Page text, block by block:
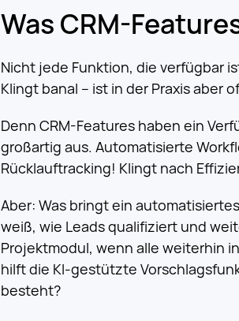
Was CRM-
Nicht jede Funktion, die verfügbar
Klingt banal – ist in der Praxis aber
Denn CRM-Features haben ein
großartig aus. Automatisierte
Rücklauftracking! Klingt nach
Aber: Was bringt ein
weiß, wie Leads qualifiziert und
Projektmodul, wenn alle weiterhin
hilft die KI-gestützte
besteht?